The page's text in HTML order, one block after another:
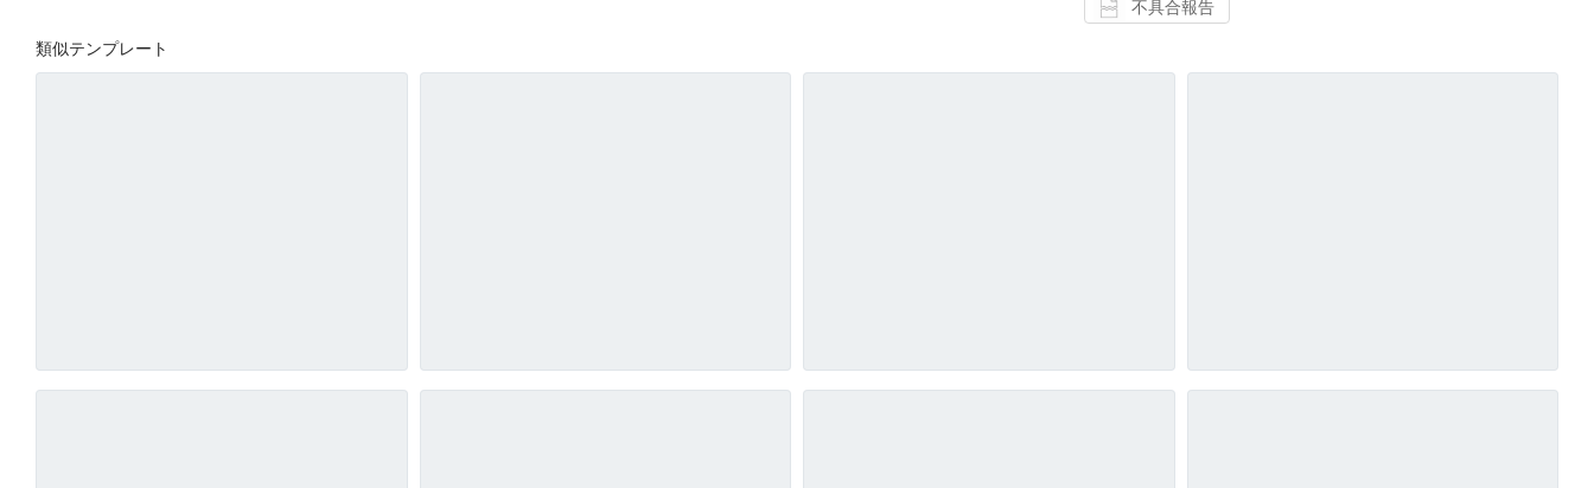
不具合報告
類似テンプレート